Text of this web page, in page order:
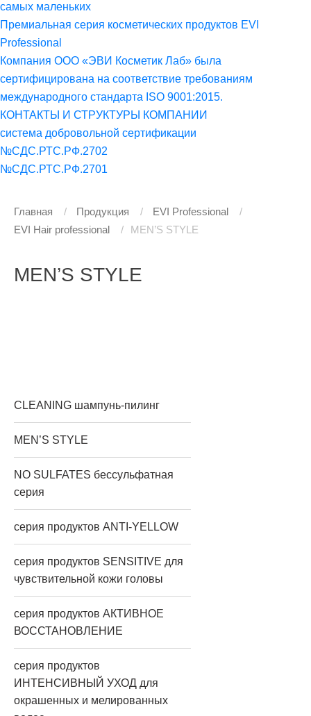
самых маленьких
Премиальная серия косметических продуктов EVI
Professional
Компания ООО «ЭВИ Косметик Лаб» была
сертифицирована на соответствие требованиям
международного стандарта ISO 9001:2015.
КОНТАКТЫ И СТРУКТУРЫ КОМПАНИИ
система добровольной сертификации
№СДС.РТС.РФ.2702
№СДС.РТС.РФ.2701
Главная Продукция
EVI Professional
EVI Hair professional
MEN’S STYLE
MEN’S STYLE
CLEANING шампунь-пилинг
MEN’S STYLE
NO SULFATES бессульфатная
серия
серия продуктов ANTI-YELLOW
серия продуктов SENSITIVE для
чувствительной кожи головы
серия продуктов АКТИВНОЕ
ВОССТАНОВЛЕНИЕ
серия продуктов
ИНТЕНСИВНЫЙ УХОД для
окрашенных и мелированных